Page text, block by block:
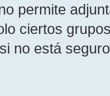
permite
ciertos
no está